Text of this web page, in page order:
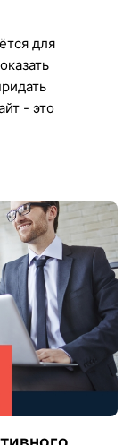
для
- это